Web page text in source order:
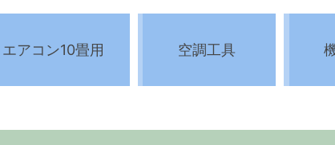
エアコン10畳用 空調工具